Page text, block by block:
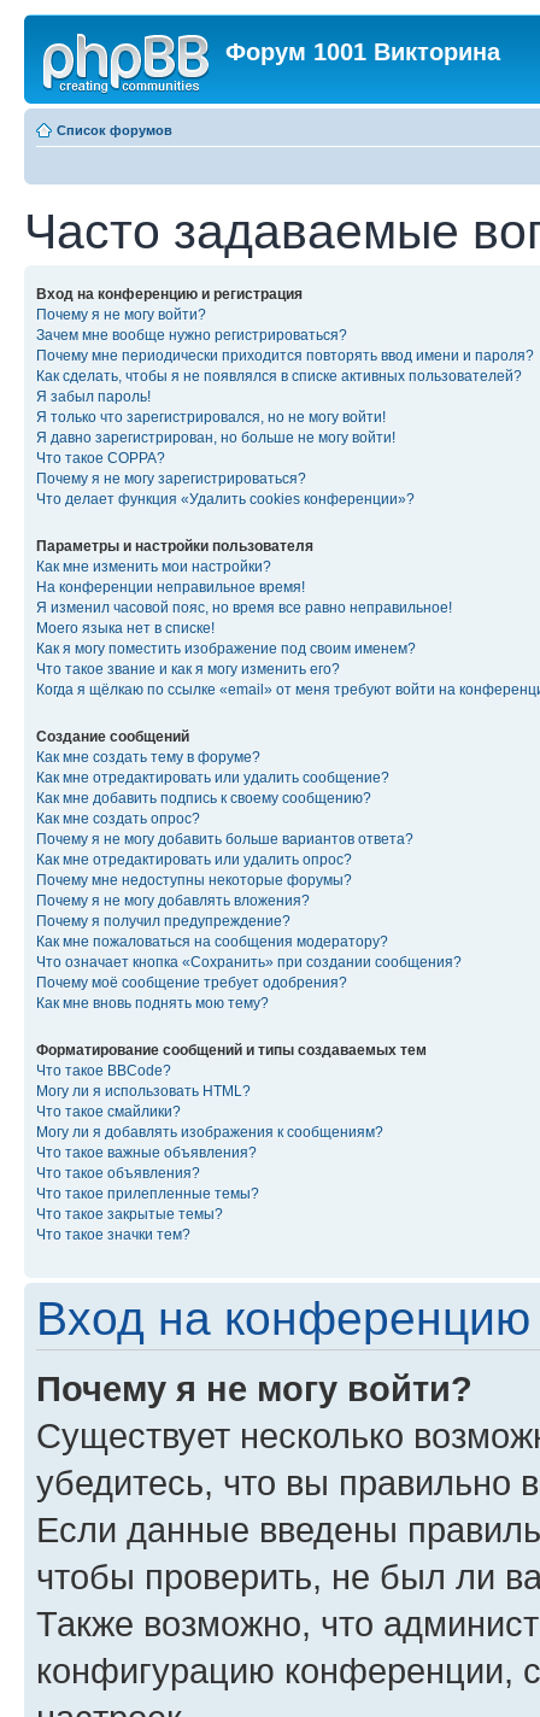
Форум 1001 Викторина
Список форумов
Часто задаваемые
Вход на конференцию и регистрация
Почему я не могу войти?
Зачем мне вообще нужно регистрироваться?
Почему мне периодически приходится повторять ввод имени и пароля?
Как сделать, чтобы я не появлялся в списке активных пользователей?
Я забыл пароль!
Я только что зарегистрировался, но не могу войти!
Я давно зарегистрирован, но больше не могу войти!
Что такое COPPA?
Почему я не могу зарегистрироваться?
Что делает функция «Удалить cookies конференции»?
Параметры и настройки пользователя
Как мне изменить мои настройки?
На конференции неправильное время!
Я изменил часовой пояс, но время все равно неправильное!
Моего языка нет в списке!
Как я могу поместить изображение под своим именем?
Что такое звание и как я могу изменить его?
Когда я щёлкаю по ссылке «email» от меня требуют войти на
Создание сообщений
Как мне создать тему в форуме?
Как мне отредактировать или удалить сообщение?
Как мне добавить подпись к своему сообщению?
Как мне создать опрос?
Почему я не могу добавить больше вариантов ответа?
Как мне отредактировать или удалить опрос?
Почему мне недоступны некоторые форумы?
Почему я не могу добавлять вложения?
Почему я получил предупреждение?
Как мне пожаловаться на сообщения модератору?
Что означает кнопка «Сохранить» при создании сообщения?
Почему моё сообщение требует одобрения?
Как мне вновь поднять мою тему?
Форматирование сообщений и типы создаваемых тем
Что такое BBCode?
Могу ли я использовать HTML?
Что такое смайлики?
Могу ли я добавлять изображения к сообщениям?
Что такое важные объявления?
Что такое объявления?
Что такое прилепленные темы?
Что такое закрытые темы?
Что такое значки тем?
Вход на конференцию
Почему я не могу войти?
Существует несколько
убедитесь, что вы правильно
Если данные введены
чтобы проверить, не был ли
Также возможно, что
конфигурацию конференции,